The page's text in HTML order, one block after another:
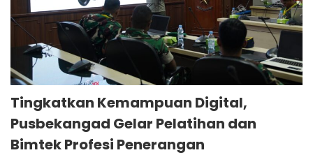
Tingkatkan Kemampuan Digital,
Pusbekangad Gelar Pelatihan dan
Bimtek Profesi Penerangan